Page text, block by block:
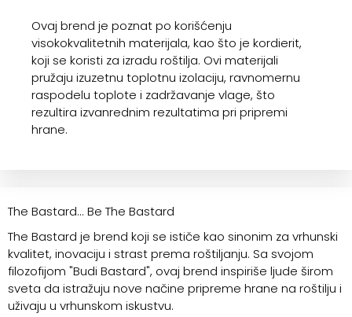
Ovaj brend je poznat po korišćenju
visokokvalitetnih materijala, kao što je kordierit,
koji se koristi za izradu roštilja. Ovi materijali
pružaju izuzetnu toplotnu izolaciju, ravnomernu
raspodelu toplote i zadržavanje vlage, što
rezultira izvanrednim rezultatima pri pripremi
hrane.
The Bastard... Be The Bastard
The Bastard je brend koji se ističe kao sinonim za vrhunski
kvalitet, inovaciju i strast prema roštiljanju. Sa svojom
filozofijom "Budi Bastard", ovaj brend inspiriše ljude širom
sveta da istražuju nove načine pripreme hrane na roštilju i
uživaju u vrhunskom iskustvu.